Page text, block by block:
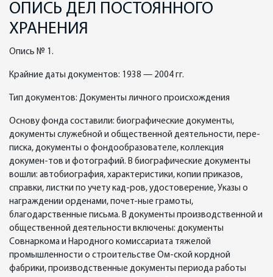
ОПИСЬ ДЕЛ ПОСТОЯННОГО
ХРАНЕНИЯ
Опись № 1.
Крайние даты документов: 1938 — 2004 гг.
Тип документов: Документы личного происхождения
Основу фонда составили: биографические документы,
документы служебной и общественной деятельности, пере-
писка, документы о фондообразователе, коллекция
докумен-тов и фотографий. В биографические документы
вошли: автобиография, характеристики, копии приказов,
справки, листки по учету кад-ров, удостоверение, Указы о
награждении орденами, почет-ные грамоты,
благодарственные письма. В документы производственной и
общественной деятельности включены: документы
Совнаркома и Народного комиссариата тяжелой
промышленности о строительстве Ом-ской кордной
фабрики, производственные документы периода работы